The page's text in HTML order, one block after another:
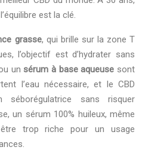
est la clé.
grasse, qui brille sur la zone T
l’objectif est d’hydrater sans
unsérum à base aqueuse sont
l’eau nécessaire, et le CBD
sans risquer
un sérum 100% huileux, même
trop riche pour un usage